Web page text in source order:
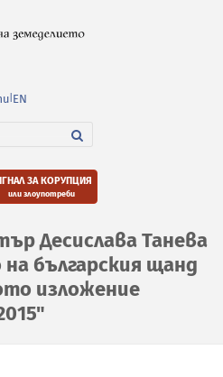
EN
ЗА КОРУПЦИЯ
или злоупотреби
Десислава Танева
българския щанд
изложение